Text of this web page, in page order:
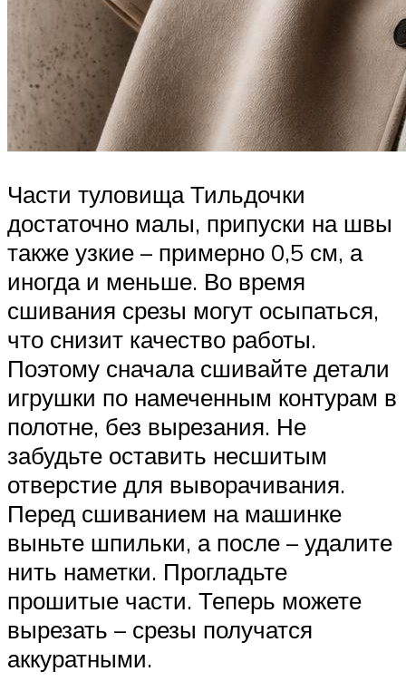
Части туловища Тильдочки
достаточно малы, припуски на швы
также узкие – примерно 0,5 см, а
иногда и меньше. Во время
сшивания срезы могут осыпаться,
что снизит качество работы.
Поэтому сначала сшивайте детали
игрушки по намеченным контурам в
полотне, без вырезания. Не
забудьте оставить несшитым
отверстие для выворачивания.
Перед сшиванием на машинке
выньте шпильки, а после – удалите
нить наметки. Прогладьте
прошитые части. Теперь можете
вырезать – срезы получатся
аккуратными.